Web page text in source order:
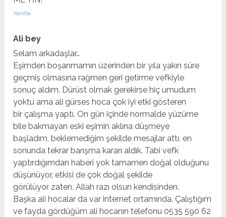
Yanıtla
Ali bey
Selam arkadaşlar…
Eşimden boşanmamın üzerinden bir yıla yakın süre
geçmiş olmasına rağmen geri getirme vefkiyle
sonuç aldım. Dürüst olmak gerekirse hiç umudum
yoktu ama ali gürses hoca çok iyi etki gösteren
bir çalışma yaptı. On gün içinde normalde yüzüme
bile bakmayan eski eşimin aklına düşmeye
başladım, beklemediğim şekilde mesajlar attı, en
sonunda tekrar barışma kararı aldık. Tabi vefk
yaptırdığımdan haberi yok tamamen doğal olduğunu
düşünüyor, etkisi de çok doğal şekilde
görülüyor zaten. Allah razı olsun kendisinden.
Başka ali hocalar da var internet ortamında. Çalıştığım
ve fayda gördüğüm ali hocanın telefonu 0535 590 62